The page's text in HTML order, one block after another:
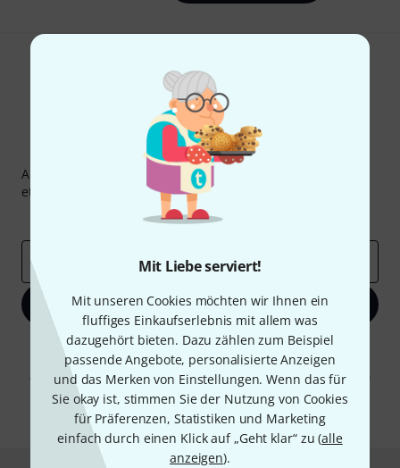
Mit Liebe serviert!
Mit unseren Cookies möchten wir Ihnen ein
fluffiges Einkaufserlebnis mit allem was
dazugehört bieten. Dazu zählen zum Beispiel
passende Angebote, personalisierte Anzeigen
und das Merken von Einstellungen. Wenn das für
Sie okay ist, stimmen Sie der Nutzung von Cookies
für Präferenzen, Statistiken und Marketing
einfach durch einen Klick auf „Geht klar“ zu (alle
anzeigen).
Thomann Newsletter
Abonniere den Thomann Newsletter und gewinne mit
etwas Glück einen von50 Gutscheinen
Inspirierende Beiträge
Deals
Jetzt anmelden
Mit Klick auf „Jetzt anmelden“ stimmen Sie dem Erhalt von E-Mail-
Werbung und einer Messung des E-Mail-Nutzungsverhaltens zu. Die
Abmeldung ist jederzeit möglich. Weitere Informationen finden Sie in
Datenschutzhinweisen
* Pflichtfeld